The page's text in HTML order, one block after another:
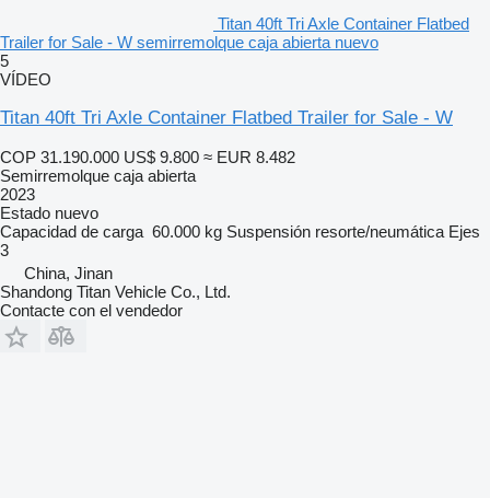
Titan 40ft Tri Axle Container Flatbed
Trailer for Sale - W semirremolque caja abierta nuevo
5
VÍDEO
Titan 40ft Tri Axle Container Flatbed Trailer for Sale - W
COP 31.190.000 US$ 9.800 ≈ EUR 8.482
Semirremolque caja abierta
2023
Estado nuevo
Capacidad de carga 60.000 kg Suspensión resorte/neumática Ejes
3
China, Jinan
Shandong Titan Vehicle Co., Ltd.
Contacte con el vendedor